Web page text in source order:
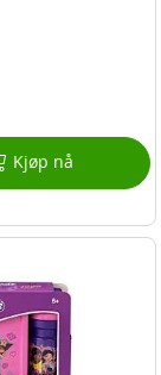
Kjøp nå